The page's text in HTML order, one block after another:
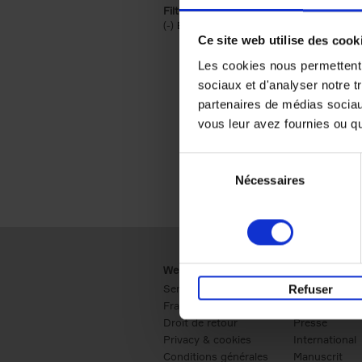
Ce site web utilise des
Les cookies nous
sociaux et d'analyser notre
partenaires de médias
vous leur avez fournies ou
Nécessaires
Refuser
Filtrer sur une catégorie racine
(-) Remove Économie & Management
Économie & Management
Webshop
Service clients
Frais de livraison
Droit de retour
Privacy & cookies
Conditions générales
Ventes
Presse
International
Manuscrit